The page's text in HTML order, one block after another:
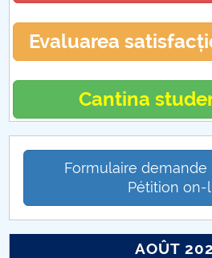
Evaluarea
Cantina
Formulaire demande
Pétition on-
AOÛT